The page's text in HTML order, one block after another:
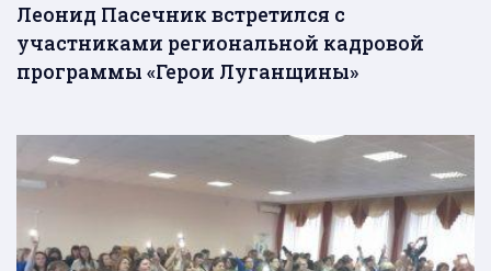
Леонид Пасечник встретился с
участниками региональной кадровой
программы «Герои Луганщины»